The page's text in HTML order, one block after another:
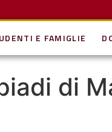
E FAMIGLIE
di